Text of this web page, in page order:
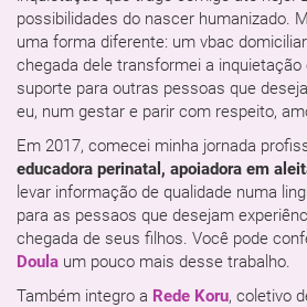
possibilidades do nascer humanizado.
uma forma diferente: um vbac
chegada dele transformei a
suporte para outras pessoas que
eu, num gestar e parir com respeito,
Em 2017, comecei minha jornada
educadora perinatal, apoiadora em
levar informação de qualidade numa
para as pessaos que desejam
chegada de seus filhos. Você pode
Doula um pouco mais desse trabalho.
Também integro a Rede Koru, coletivo